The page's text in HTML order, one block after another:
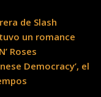
de Slash
un romance
Roses
Democracy’, el